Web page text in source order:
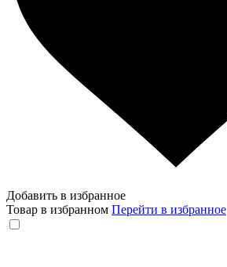
Добавить в избранное
Товар в избранном Перейти в избранное